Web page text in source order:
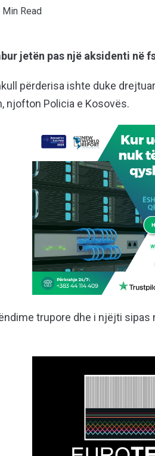
Min Read
jetën pas një aksidenti në
përderisa ishte duke
njofton Policia e Kosovës.
trupore dhe i njëjti